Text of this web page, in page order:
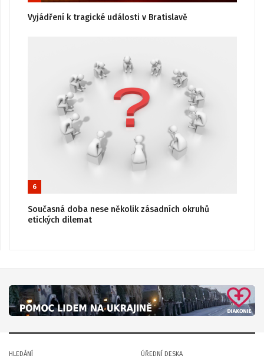
Vyjádření k tragické události v Bratislavě
6
Současná doba nese několik zásadních okruhů
etických dilemat
HLEDÁNÍ
ÚŘEDNÍ DESKA